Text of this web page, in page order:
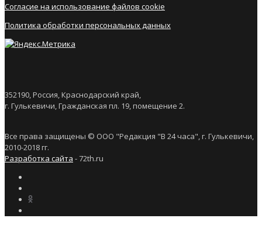
Согласие на использование файлов cookie
Политика обработки персональных данных
352190, Россия, Краснодарский край,
г. Гулькевичи, Гражданская пл. 19, помещение 2.
Все права защищены © ООО "Редакция "В 24 часа", г. Гулькевичи,
2010-2018 гг.
Разработка сайта - 72th.ru